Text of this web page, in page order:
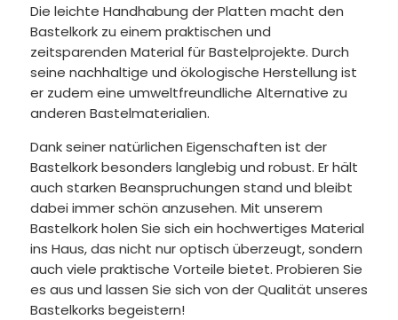
Die leichte Handhabung der Platten macht den
Bastelkork zu einem praktischen und
zeitsparenden Material für Bastelprojekte. Durch
seine nachhaltige und ökologische Herstellung ist
er zudem eine umweltfreundliche Alternative zu
anderen Bastelmaterialien.
Dank seiner natürlichen Eigenschaften ist der
Bastelkork besonders langlebig und robust. Er hält
auch starken Beanspruchungen stand und bleibt
dabei immer schön anzusehen. Mit unserem
Bastelkork holen Sie sich ein hochwertiges Material
ins Haus, das nicht nur optisch überzeugt, sondern
auch viele praktische Vorteile bietet. Probieren Sie
es aus und lassen Sie sich von der Qualität unseres
Bastelkorks begeistern!